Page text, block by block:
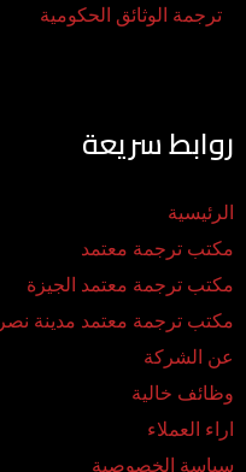
ترجمة الوثائق الحكومية
روابط سريعة
الرئيسية
مكتب ترجمة معتمد
مكتب ترجمة معتمد الجيزة
مكتب ترجمة معتمد مدينة نصر
عن الشركة
وظائف خالية
اراء العملاء
سياسة الخصوصية